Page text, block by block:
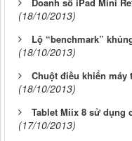
Doanh số iPad Mini
(18/10/2013)
Lộ “benchmark”
(18/10/2013)
Chuột điều khiển máy
(18/10/2013)
Tablet Miix 8 sử dụng
(17/10/2013)